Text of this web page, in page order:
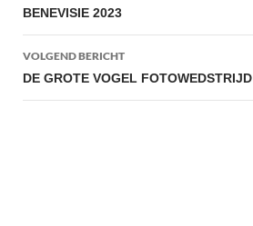
navigatie
BENEVISIE 2023
VOLGEND BERICHT
DE GROTE VOGEL FOTOWEDSTRIJD